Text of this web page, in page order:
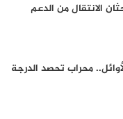
الانتقال من الدعم
محراب تحصد الدرجة